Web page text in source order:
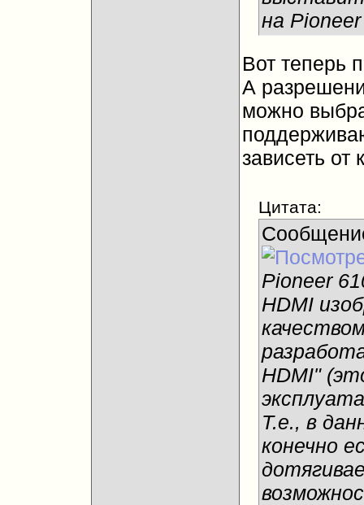
на
Вот теперь
А
можно
зависеть от
Цитата:
Pioneer
HDMI
HDMI"
Т.е., в
конечно